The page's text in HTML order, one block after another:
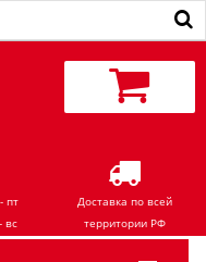
пт
вс
Доставка по всей
территории РФ